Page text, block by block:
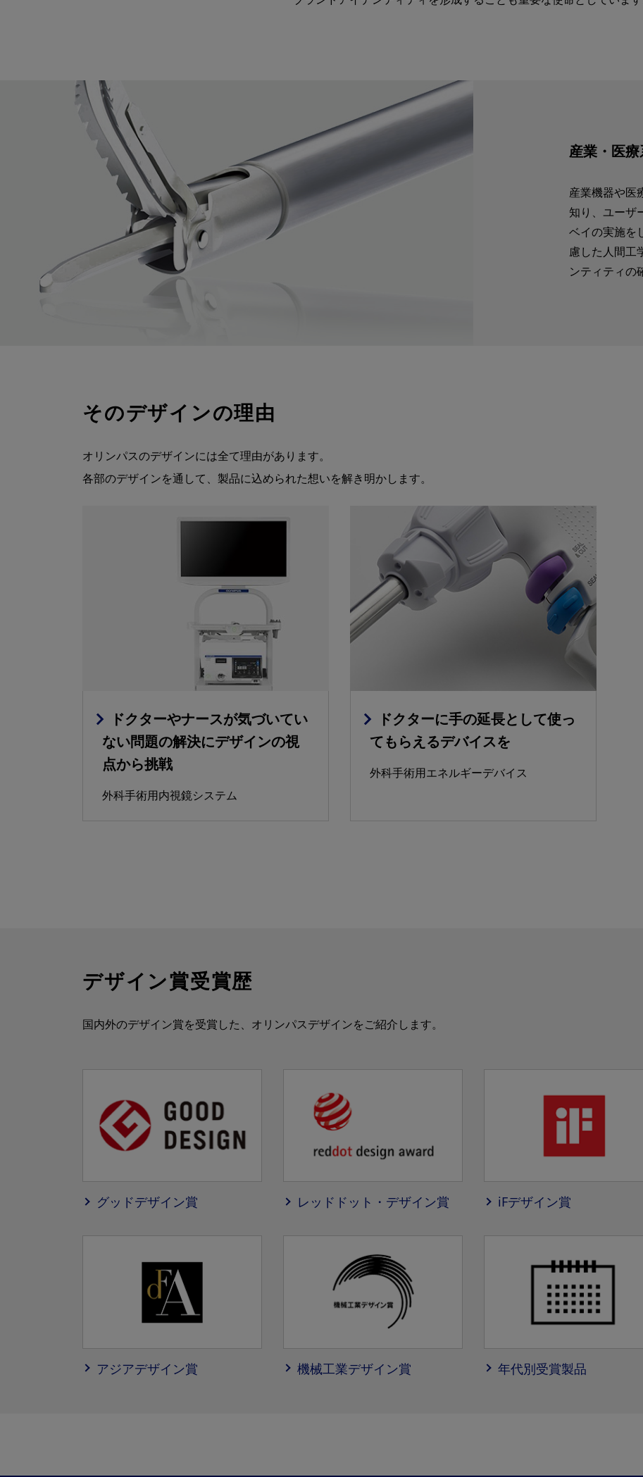
産業・医
産業機器や医
知り、ユーザ
ベイの実施を
慮した人間工
ンティティの
そのデザインの理由
オリンパスのデザインには全て理由があります。
各部のデザインを通して、製品に込められた想いを解き明かします。
ドクターやナースが気づいてい
ない問題の解決にデザインの視
点から挑戦
外科手術用内視鏡システム
ドクターに手の延長として使っ
てもらえるデバイスを
外科手術用エネルギーデバイス
デザイン賞受賞歴
国内外のデザイン賞を受賞した、オリンパスデザインをご紹介します。
グッドデザイン賞 レッドドット・デザイン賞 iFデザイン賞
アジアデザイン賞 機械工業デザイン賞 年代別受賞製品